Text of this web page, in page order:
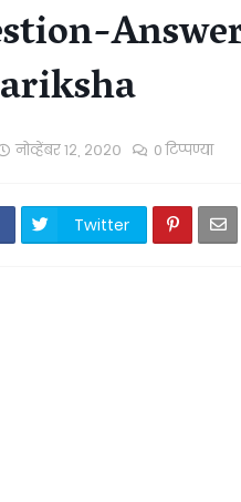
नोव्हेंबर १२, २०२० 0 टिप्पण्या
Twitter